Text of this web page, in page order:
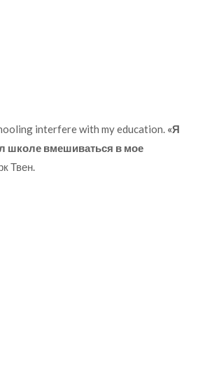
interfere with my education. «Я
школе вмешиваться в мое
Твен.